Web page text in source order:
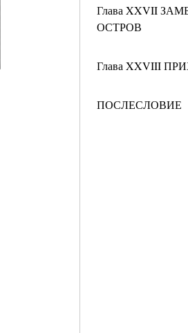
Глава XXVII
ОСТРОВ
Глава XXVIII
ПОСЛЕСЛОВИЕ